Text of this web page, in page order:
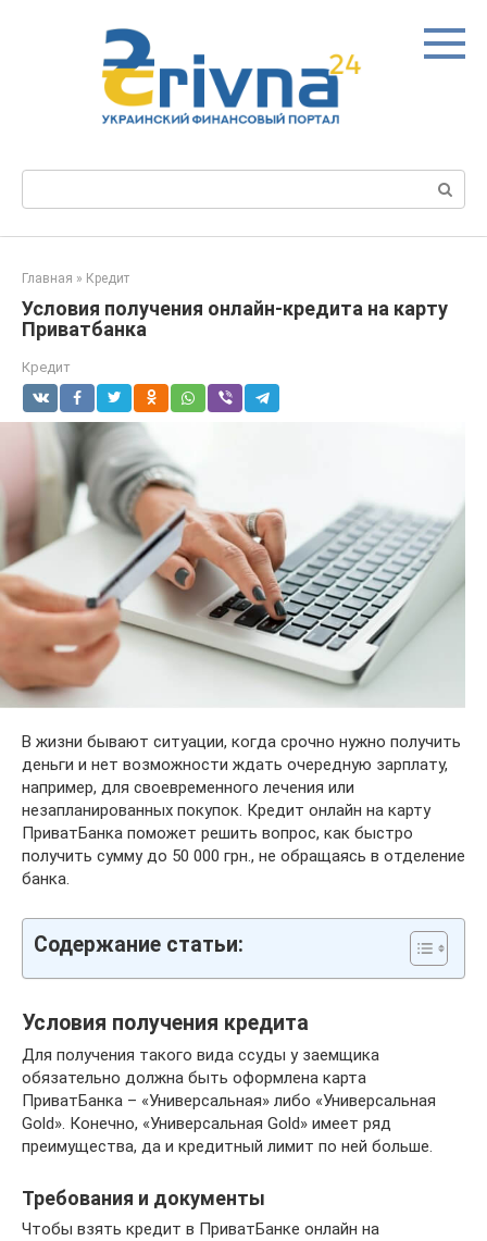
Поиск:
Главная » Кредит
Условия получения онлайн-кредита на карту
Приватбанка
Кредит
В жизни бывают ситуации, когда срочно нужно получить
деньги и нет возможности ждать очередную зарплату,
например, для своевременного лечения или
незапланированных покупок. Кредит онлайн на карту
ПриватБанка поможет решить вопрос, как быстро
получить сумму до 50 000 грн., не обращаясь в отделение
банка.
Содержание статьи:
Условия получения кредита
Для получения такого вида ссуды у заемщика
обязательно должна быть оформлена карта
ПриватБанка – «Универсальная» либо «Универсальная
Gold». Конечно, «Универсальная Gold» имеет ряд
преимущества, да и кредитный лимит по ней больше.
Требования и документы
Чтобы взять кредит в ПриватБанке онлайн на